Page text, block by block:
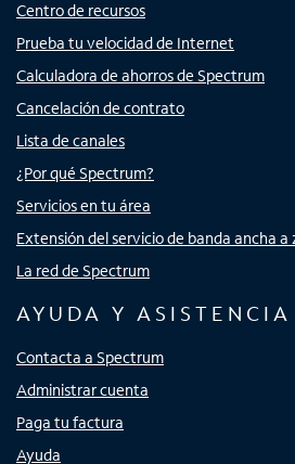
Centro de recursos
Prueba tu velocidad de Internet
Calculadora de ahorros de Spectrum
Cancelación de contrato
Lista de canales
¿Por qué Spectrum?
Servicios en tu área
Extensión del servicio de banda ancha a
La red de Spectrum
AYUDA Y
Contacta a Spectrum
Administrar cuenta
Paga tu factura
Ayuda